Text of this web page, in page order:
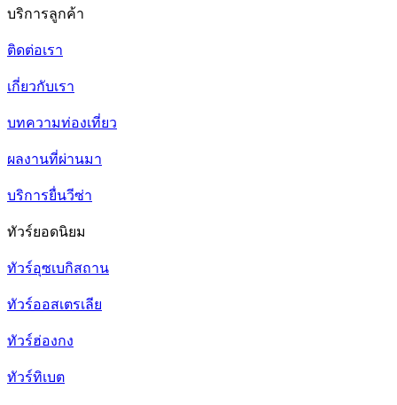
บริการลูกค้า
ติดต่อเรา
เกี่ยวกับเรา
บทความท่องเที่ยว
ผลงานที่ผ่านมา
บริการยื่นวีซ่า
ทัวร์ยอดนิยม
ทัวร์อุซเบกิสถาน
ทัวร์ออสเตรเลีย
ทัวร์ฮ่องกง
ทัวร์ทิเบต